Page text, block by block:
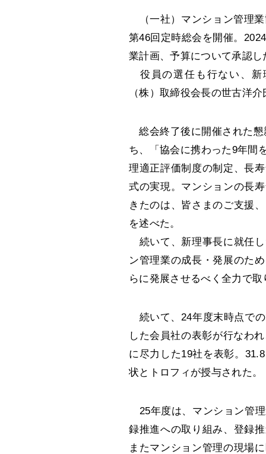
（一社）マンション管理
第46回定時総会を開催。
業計画、予算について承認し
役員の選任も行ない、新
（株）取締役会長の世古洋介
総会終了後に開催された懇
ち、「協会に携わった9年間
理適正評価制度の制定、長
式の実現。マンションの長
きたのは、皆さまのご支援
を述べた。
続いて、新理事長に就任し
ン管理業の成長・発展のた
らに発展させるべく全力で取
続いて、24年度末時点で
した会員社の表彰が行なわ
に尽力した19社を表彰。
状とトロフィが授与された。
25年度は、マンション管
録推進への取り組み、登録
またマンション管理の現場